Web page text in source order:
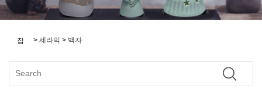
집 > 세라믹 > 백자